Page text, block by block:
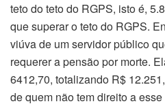
teto do teto do RGPS, isto é,
que superar o teto do RGPS.
viúva de um servidor público
requerer a pensão por morte.
6412,70, totalizando R$
de quem não tem direito a